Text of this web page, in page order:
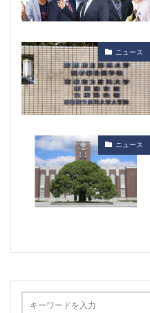
ニュース
ニュース